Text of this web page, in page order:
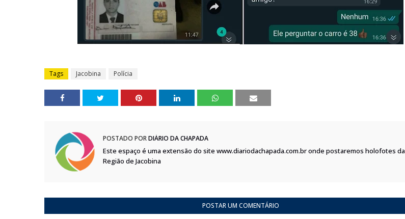
Tags Jacobina Polícia
POSTADO PORDIÁRIO DA CHAPADA
Este espaço é uma extensão do site www.diariodachapada.com.br onde postaremos holofotes da
Região de Jacobina
POSTAR UM COMENTÁRIO